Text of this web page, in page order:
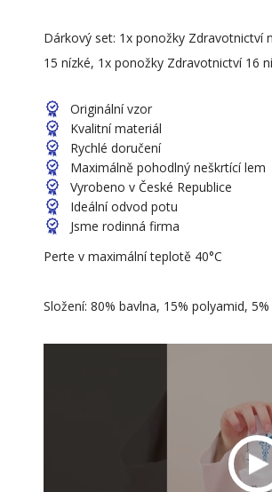
Dárkový set: 1x ponožky Zdravotnictví
15 nízké, 1x ponožky Zdravotnictví 16
Originální vzor
Kvalitní materiál
Rychlé doručení
Maximálně pohodlný neškrtící lem
Vyrobeno v České Republice
Ideální odvod potu
Jsme rodinná firma
Perte v maximální teplotě 40°C
Složení: 80% bavlna, 15% polyamid,